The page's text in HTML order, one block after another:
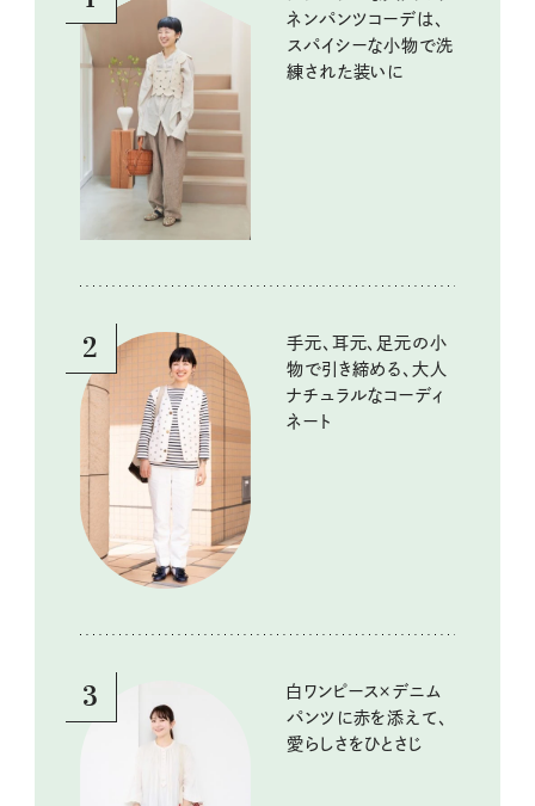
ネンパンツコーデは、
スパイシーな小物で洗
練された装いに
2
手元、耳元、足元の小
物で引き締める、大人
ナチュラルなコーディ
ネート
3
白ワンピース×デニム
パンツに赤を添えて、
愛らしさをひとさじ